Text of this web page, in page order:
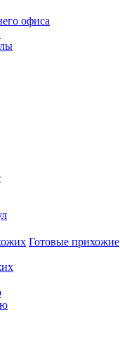
офиса
Готовые прихожие